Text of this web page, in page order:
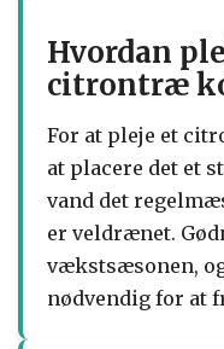
Hvordan
citrontræ
For at pleje et
at placere det et
vand det
er veldrænet.
vækstsæsonen,
nødvendig for at